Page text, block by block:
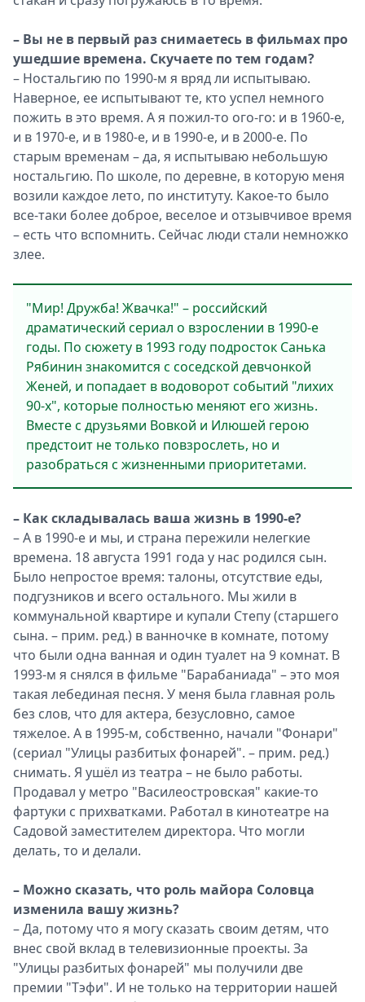
– Вы не в первый раз снимаетесь в фильмах про
ушедшие времена. Скучаете по тем годам?
– Ностальгию по 1990-м я вряд ли испытываю.
Наверное, ее испытывают те, кто успел немного
пожить в это время. А я пожил-то ого-го: и в 1960-е,
и в 1970-е, и в 1980-е, и в 1990-е, и в 2000-е. По
старым временам – да, я испытываю небольшую
ностальгию. По школе, по деревне, в которую меня
возили каждое лето, по институту. Какое-то было
все-таки более доброе, веселое и отзывчивое время
– есть что вспомнить. Сейчас люди стали немножко
злее.
"Мир! Дружба! Жвачка!" – российский
драматический сериал о взрослении в 1990-е
годы. По сюжету в 1993 году подросток Санька
Рябинин знакомится с соседской девчонкой
Женей, и попадает в водоворот событий "лихих
90-х", которые полностью меняют его жизнь.
Вместе с друзьями Вовкой и Илюшей герою
предстоит не только повзрослеть, но и
разобраться с жизненными приоритетами.
– Как складывалась ваша жизнь в 1990-е?
– А в 1990-е и мы, и страна пережили нелегкие
времена. 18 августа 1991 года у нас родился сын.
Было непростое время: талоны, отсутствие еды,
подгузников и всего остального. Мы жили в
коммунальной квартире и купали Степу (старшего
сына. – прим. ред.) в ванночке в комнате, потому
что были одна ванная и один туалет на 9 комнат. В
1993-м я снялся в фильме "Барабаниада" – это моя
такая лебединая песня. У меня была главная роль
без слов, что для актера, безусловно, самое
тяжелое. А в 1995-м, собственно, начали "Фонари"
(сериал "Улицы разбитых фонарей". – прим. ред.)
снимать. Я ушёл из театра – не было работы.
Продавал у метро "Василеостровская" какие-то
фартуки с прихватками. Работал в кинотеатре на
Садовой заместителем директора. Что могли
делать, то и делали.
– Можно сказать, что роль майора Соловца
изменила вашу жизнь?
– Да, потому что я могу сказать своим детям, что
внес свой вклад в телевизионные проекты. За
"Улицы разбитых фонарей" мы получили две
премии "Тэфи". И не только на территории нашей